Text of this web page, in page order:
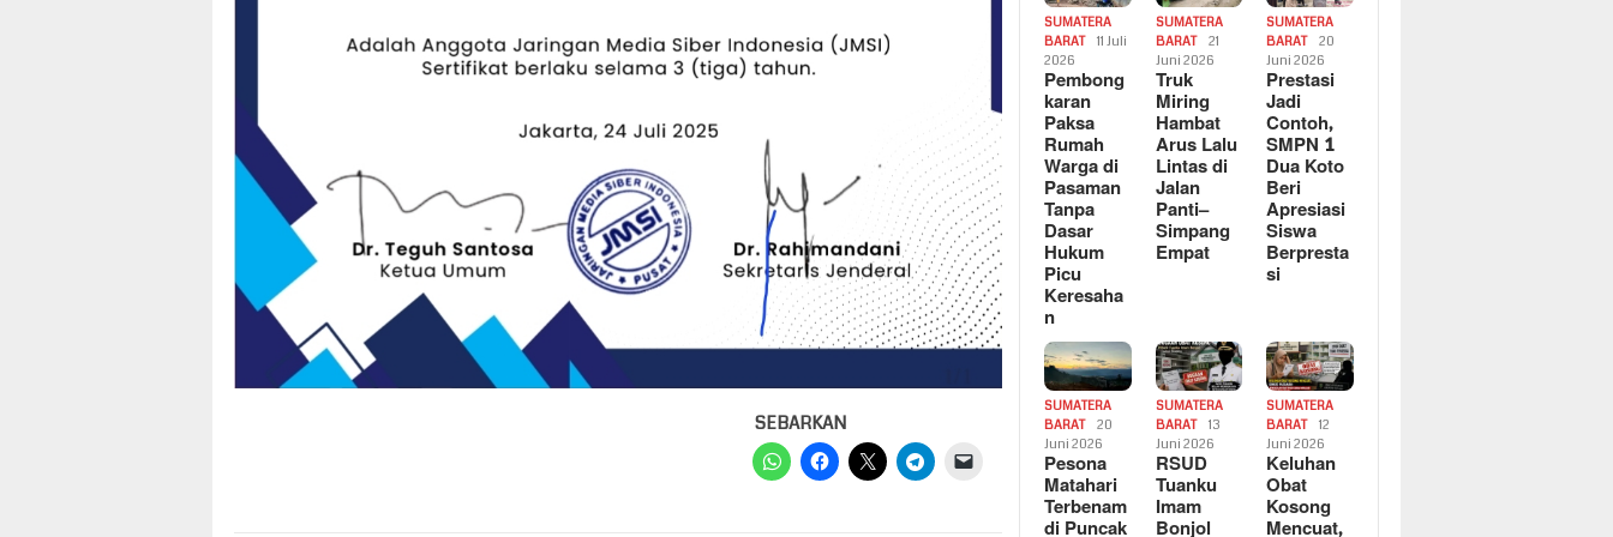
SEBARKAN
SUMATERA
BARAT
11 Juli
2026
Pembong
karan
Paksa
Rumah
Warga di
Pasaman
Tanpa
Dasar
Hukum
Picu
Keresaha
n
SUMATERA
BARAT
21
Juni 2026
Truk
Miring
Hambat
Arus Lalu
Lintas di
Jalan
Panti–
Simpang
Empat
SUMATERA
BARAT
20
Juni 2026
Prestasi
Jadi
Contoh,
SMPN 1
Dua Koto
Beri
Apresiasi
Siswa
Berpresta
si
SUMATERA
BARAT
20
Juni 2026
Pesona
Matahari
Terbenam
di Puncak
SUMATERA
BARAT
13
Juni 2026
RSUD
Tuanku
Imam
Bonjol
SUMATERA
BARAT
12
Juni 2026
Keluhan
Obat
Kosong
Mencuat,